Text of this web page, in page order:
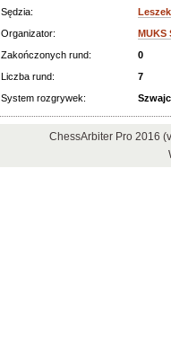
Sędzia:
Organizator:
MUKS
Zakończonych rund:
0
Liczba rund:
7
System rozgrywek:
ChessArbiter Pro 2016